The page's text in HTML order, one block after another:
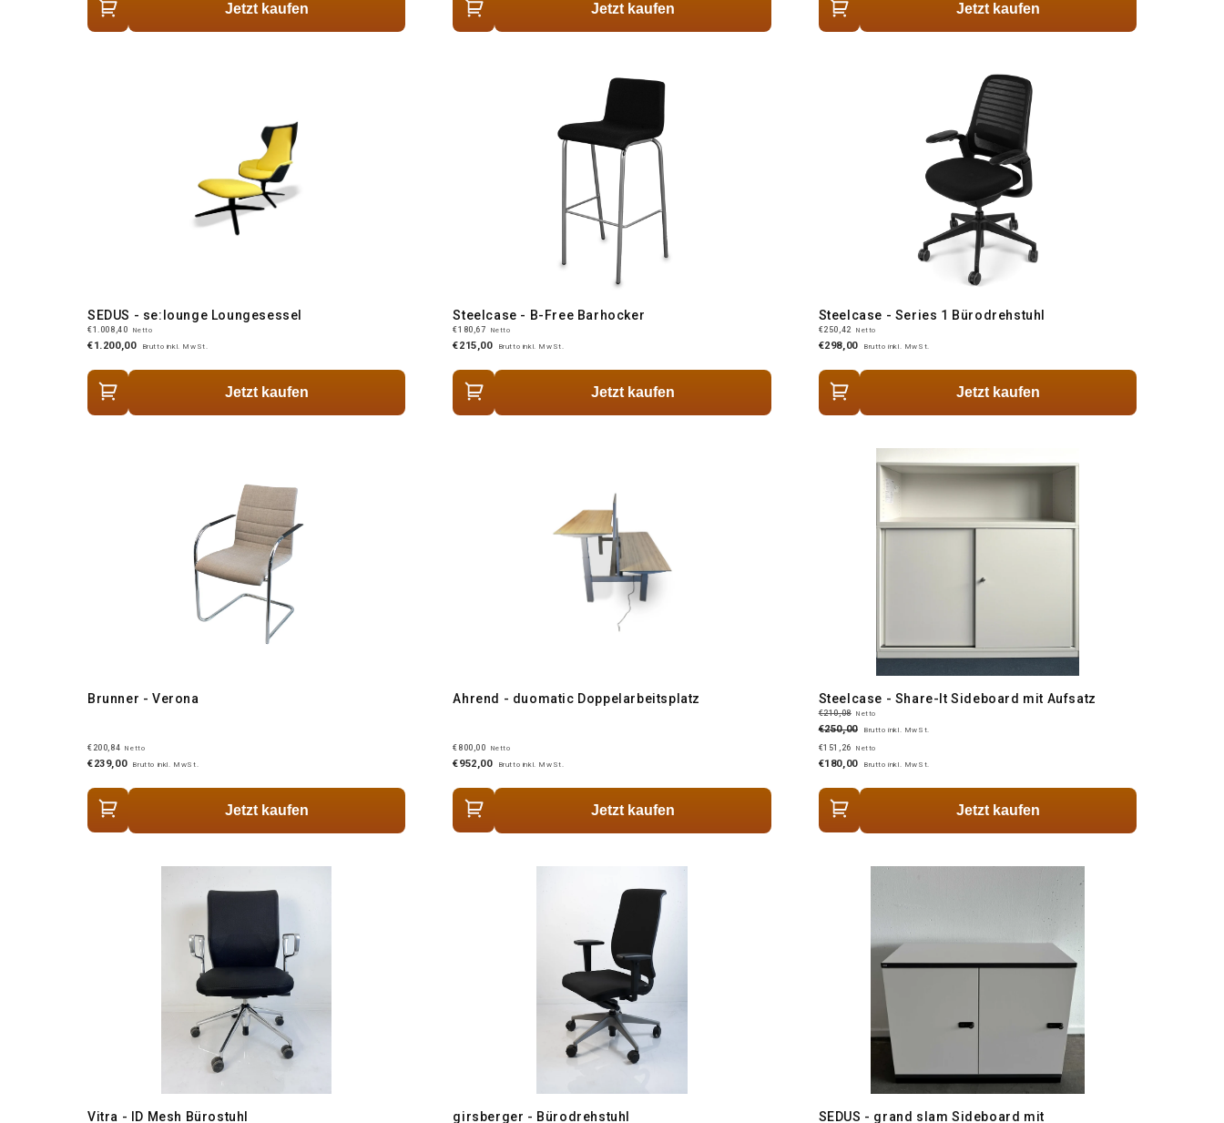
Jetzt kaufen Jetzt kaufen Jetzt kaufen
SEDUS - se:lounge Loungesessel
€1.008,40 Netto
€1.200,00 Brutto inkl. MwSt.
Jetzt kaufen
Steelcase - B-Free Barhocker
€180,67 Netto
€215,00 Brutto inkl. MwSt.
Jetzt kaufen
Steelcase - Series 1 Bürodrehstuhl
€250,42 Netto
€298,00 Brutto inkl. MwSt.
Jetzt kaufen
Brunner - Verona
€200,84 Netto
€239,00 Brutto inkl. MwSt.
Jetzt kaufen
Ahrend - duomatic Doppelarbeitsplatz
€800,00 Netto
€952,00 Brutto inkl. MwSt.
Jetzt kaufen
Steelcase - Share-It Sideboard mit Aufsatz
€210,08 Netto
€250,00
Brutto inkl. MwSt.
€151,26
Netto
€180,00 Brutto inkl. MwSt.
Jetzt kaufen
Vitra - ID Mesh Bürostuhl girsberger - Bürodrehstuhl SEDUS - grand slam Sideboard mit